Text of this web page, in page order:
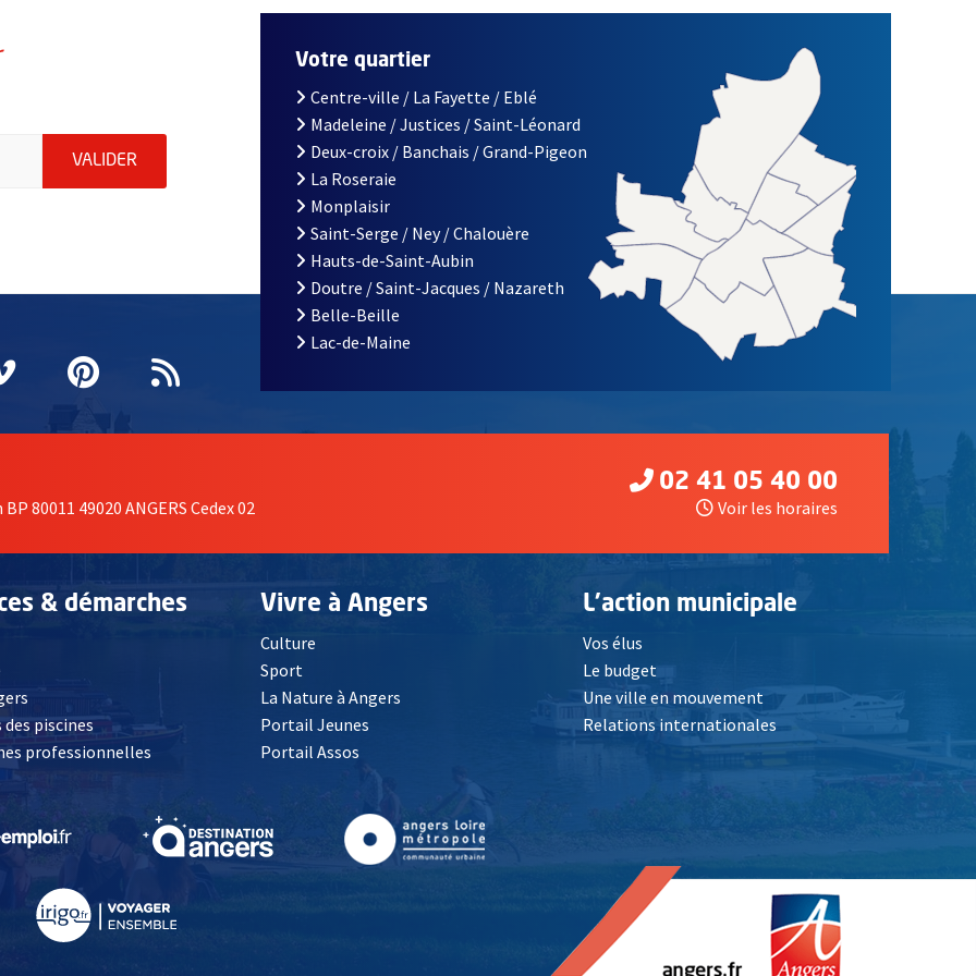
indiquez votre email (champ obligatoire)
VALIDER ENVOYER MA DEMANDE D'INSCRIPTION À LA LETTRE D'INFORMATION DE LA VILLE D'ANGERS
fenêtrefenêtre
une nouvelle fenêtre
Vimeo
, Ouvre une nouvelle fenêtre
Pinterest
, Ouvre une nouvelle fenêtre
Flux RSS
Votre quartier
Centre-ville / La Fayette / Eblé
Madeleine / Justices / Saint-Léonard
Deux-croix / Banchais / Grand-Pigeon
La Roseraie
Monplaisir
Saint-Serge / Ney / Chalouère
Hauts-de-Saint-Aubin
Doutre / Saint-Jacques / Nazareth
Belle-Beille
Lac-de-Maine
80011 49020 ANGERS Cedex 02
02 41 05 40 00
Voir les horaires
& démarches
, Ouvre une nouvelle fenêtre
piscines
professionnelles
Vivre à Angers
Culture
Sport
La Nature à Angers
Portail Jeunes
Portail Assos
L'action municipale
Vos élus
Le budget
Une ville en mouvement
Relations internationales
fenêtre , Ouvre une nouvelle fenêtre , Ouvre une nouvelle fenêtre, Ouvre une nouvelle fenêtre